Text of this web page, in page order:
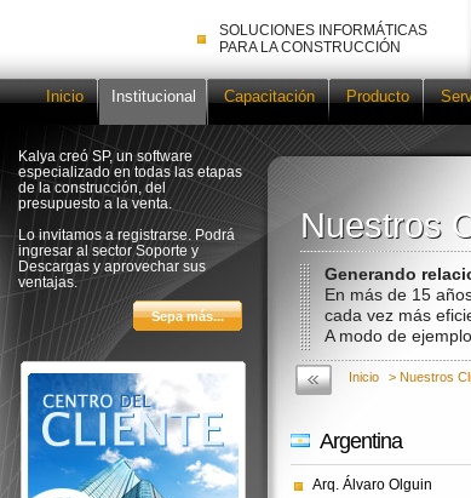
SOLUCIONES INFORMÁTICAS
PARA LA CONSTRUCCIÓN
Inicio Institucional Capacitación Producto
Kalya creó SP, un software
especializado en todas las etapas
de la construcción, del
presupuesto a la venta.
Lo invitamos a registrarse. Podrá
ingresar al sector Soporte y
Descargas y aprovechar sus
ventajas.
Nuestros
Nuestros
Generando
En más de 15
cada vez más
A modo de
Inicio > Nuestros
Argentina
Arq. Álvaro Olguin